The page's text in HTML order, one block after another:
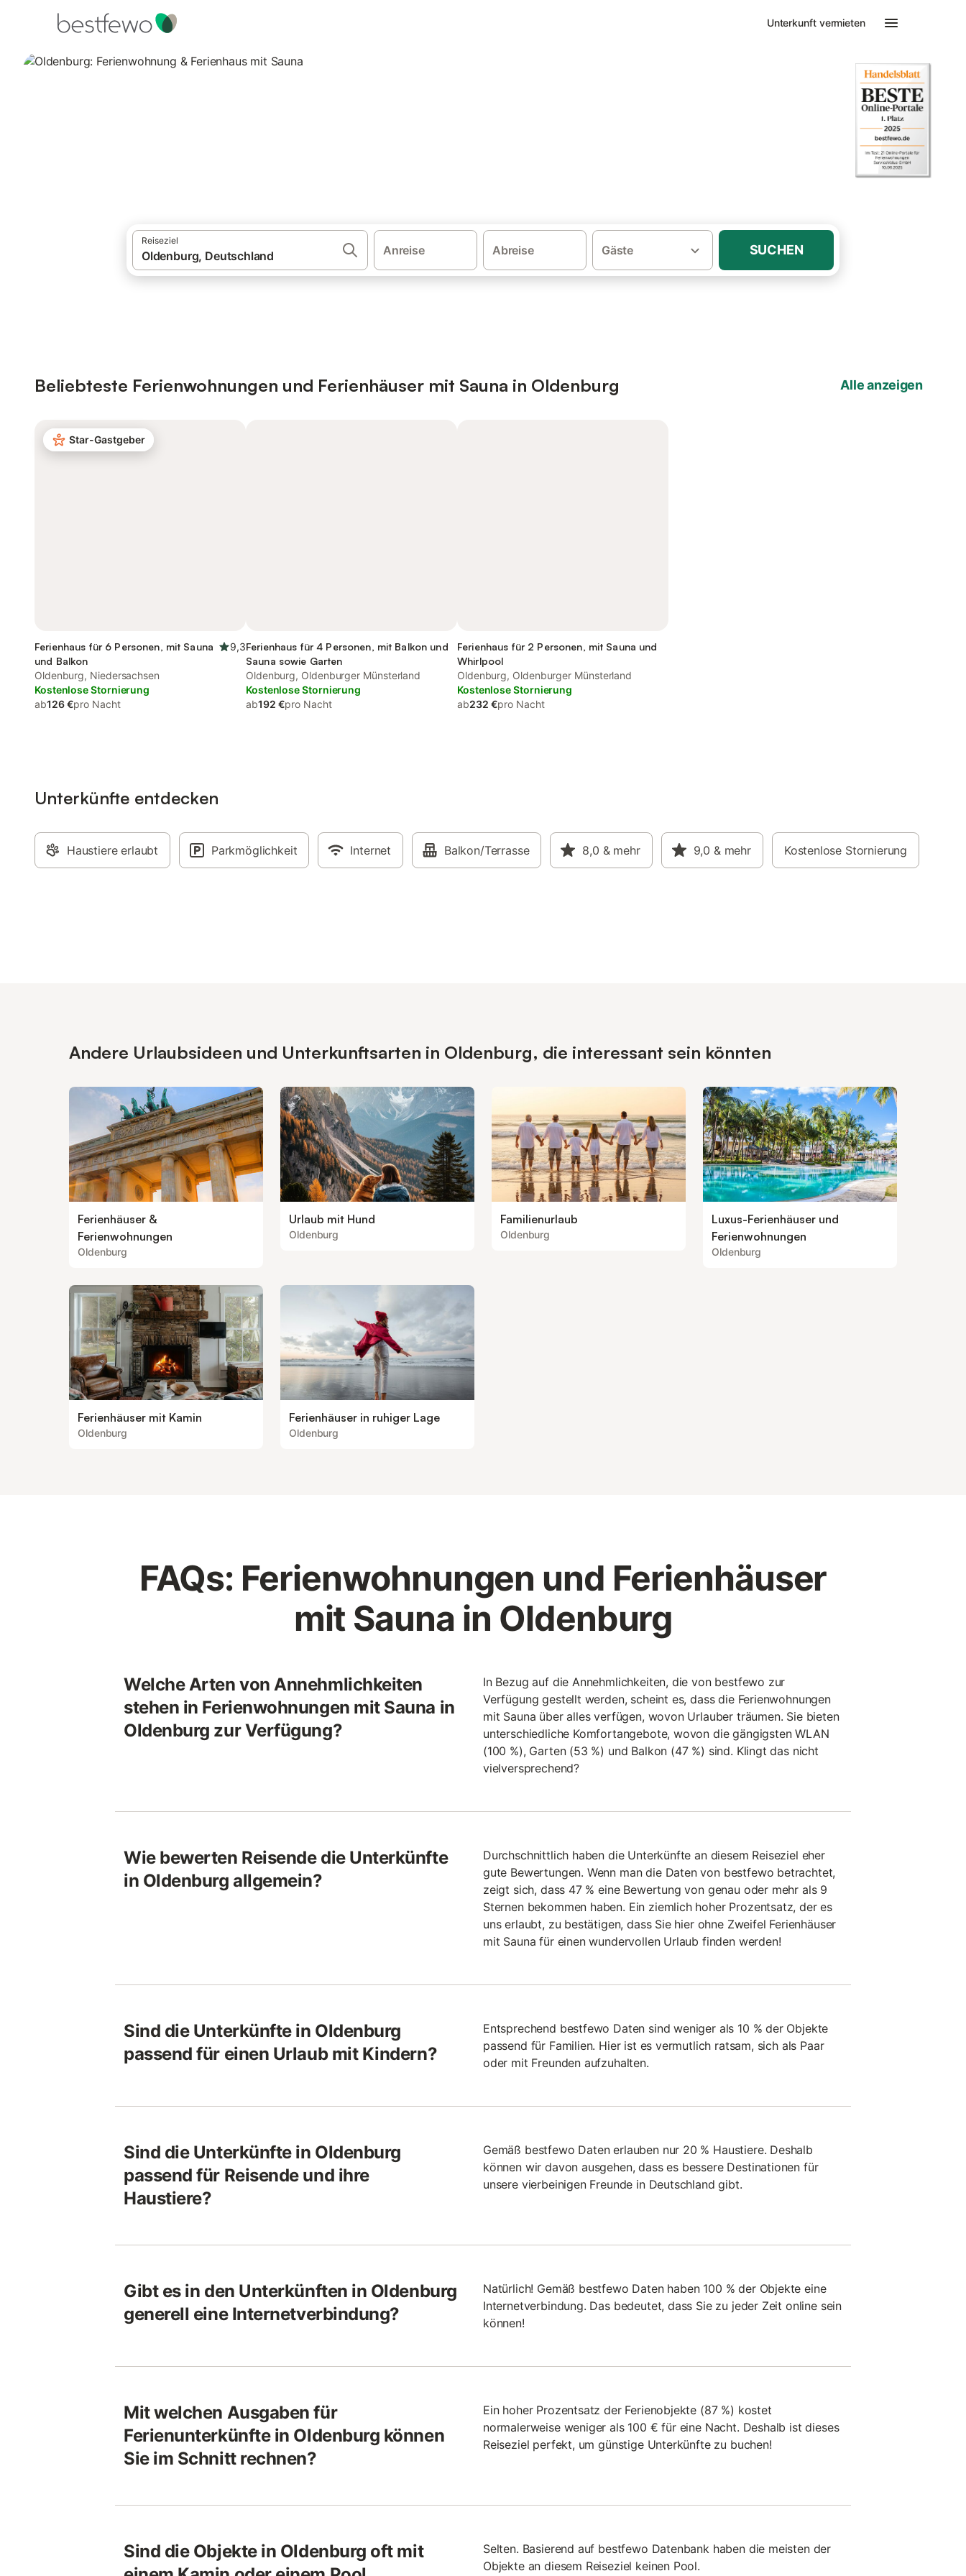
Unterkunft vermieten
Reiseziel
Anreise Abreise Gäste SUCHEN
Beliebteste Ferienwohnungen und Ferienhäuser mit Sauna in Oldenburg Alle anzeigen
Star-Gastgeber
Ferienhaus für 6 Personen, mit Sauna
und Balkon
9,3
Oldenburg, Niedersachsen
Kostenlose Stornierung
ab126 €pro Nacht
Ferienhaus für 4 Personen, mit Balkon und
Sauna sowie Garten
Oldenburg, Oldenburger Münsterland
Kostenlose Stornierung
ab192 €pro Nacht
Ferienhaus für 2 Personen, mit Sauna und
Whirlpool
Oldenburg, Oldenburger Münsterland
Kostenlose Stornierung
ab232 €pro Nacht
Unterkünfte entdecken
Haustiere erlaubt Parkmöglichkeit Internet Balkon/Terrasse 8,0 & mehr 9,0 & mehr Kostenlose Stornierung
Andere Urlaubsideen und Unterkunftsarten in Oldenburg, die interessant sein könnten
Ferienhäuser &
Ferienwohnungen
Oldenburg
Urlaub mit Hund
Oldenburg
Familienurlaub
Oldenburg
Luxus-Ferienhäuser und
Ferienwohnungen
Oldenburg
Ferienhäuser mit Kamin
Oldenburg
Ferienhäuser in ruhiger Lage
Oldenburg
FAQs: Ferienwohnungen und Ferienhäuser
mit Sauna in Oldenburg
Welche Arten von Annehmlichkeiten
stehen in Ferienwohnungen mit Sauna in
Oldenburg zur Verfügung?
In Bezug auf die Annehmlichkeiten, die von bestfewo zur
Verfügung gestellt werden, scheint es, dass die Ferienwohnungen
mit Sauna über alles verfügen, wovon Urlauber träumen. Sie bieten
unterschiedliche Komfortangebote, wovon die gängigsten WLAN
(100 %), Garten (53 %) und Balkon (47 %) sind. Klingt das nicht
vielversprechend?
Wie bewerten Reisende die Unterkünfte
in Oldenburg allgemein?
Durchschnittlich haben die Unterkünfte an diesem Reiseziel eher
gute Bewertungen. Wenn man die Daten von bestfewo betrachtet,
zeigt sich, dass 47 % eine Bewertung von genau oder mehr als 9
Sternen bekommen haben. Ein ziemlich hoher Prozentsatz, der es
uns erlaubt, zu bestätigen, dass Sie hier ohne Zweifel Ferienhäuser
mit Sauna für einen wundervollen Urlaub finden werden!
Sind die Unterkünfte in Oldenburg
passend für einen Urlaub mit Kindern?
Entsprechend bestfewo Daten sind weniger als 10 % der Objekte
passend für Familien. Hier ist es vermutlich ratsam, sich als Paar
oder mit Freunden aufzuhalten.
Sind die Unterkünfte in Oldenburg
passend für Reisende und ihre
Haustiere?
Gemäß bestfewo Daten erlauben nur 20 % Haustiere. Deshalb
können wir davon ausgehen, dass es bessere Destinationen für
unsere vierbeinigen Freunde in Deutschland gibt.
Gibt es in den Unterkünften in Oldenburg
generell eine Internetverbindung?
Natürlich! Gemäß bestfewo Daten haben 100 % der Objekte eine
Internetverbindung. Das bedeutet, dass Sie zu jeder Zeit online sein
können!
Mit welchen Ausgaben für
Ferienunterkünfte in Oldenburg können
Sie im Schnitt rechnen?
Ein hoher Prozentsatz der Ferienobjekte (87 %) kostet
normalerweise weniger als 100 € für eine Nacht. Deshalb ist dieses
Reiseziel perfekt, um günstige Unterkünfte zu buchen!
Sind die Objekte in Oldenburg oft mit
Selten. Basierend auf bestfewo Datenbank haben die meisten der
Objekte an diesem Reiseziel keinen Pool.